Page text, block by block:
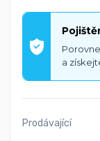
a
Prodávající